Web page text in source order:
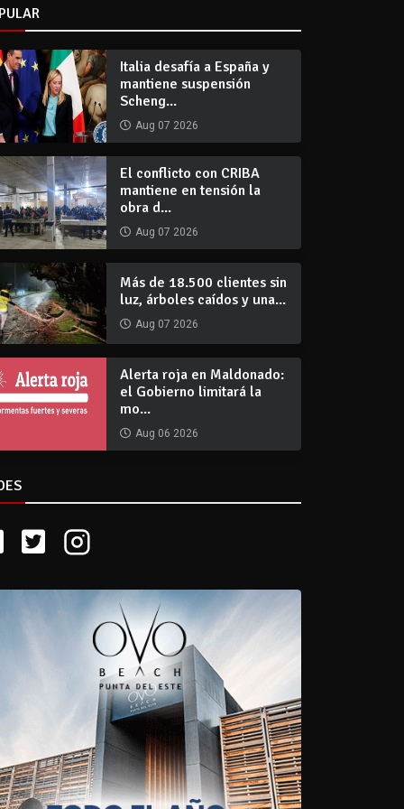
Italia desafía a España y
mantiene suspensión
Scheng...
Aug 07 2026
El conflicto con CRIBA
mantiene en tensión la
obra d...
Aug 07 2026
Más de 18.500 clientes sin
luz, árboles caídos y una...
Aug 07 2026
Alerta roja en Maldonado:
el Gobierno limitará la
mo...
Aug 06 2026